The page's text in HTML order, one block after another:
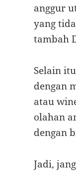
anggur
yang
tambah
Selain
dengan
atau
olahan
dengan
Jadi,